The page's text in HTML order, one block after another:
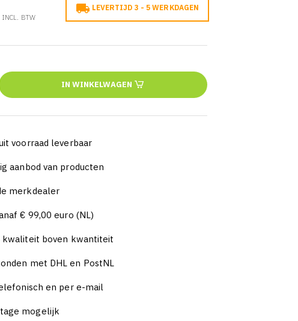
INCL. BTW
 LEVERTIJD 3 - 5 WERKDAGEN
IN WINKELWAGEN
voorraad leverbaar
aanbod van producten
merkdealer
€ 99,00 euro (NL)
boven kwantiteit
met DHL en PostNL
en per e-mail
mogelijk